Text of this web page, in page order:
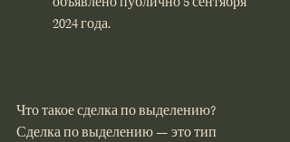
2024 года.
Что такое сделка по выделению?
Сделка по выделению — это тип